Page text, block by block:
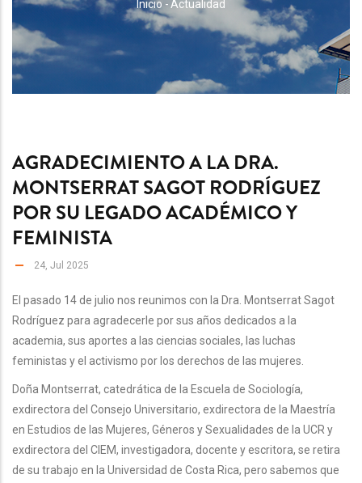
RUTA
DE
NAVEGACIÓN
Inicio -Actualidad
AGRADECIMIENTO A LA DRA.
MONTSERRAT SAGOT RODRÍGUEZ
POR SU LEGADO ACADÉMICO Y
FEMINISTA
24, Jul 2025
El pasado 14 de julio nos reunimos con la Dra. Montserrat Sagot
Rodríguez para agradecerle por sus años dedicados a la
academia, sus aportes a las ciencias sociales, las luchas
feministas y el activismo por los derechos de las mujeres.
Doña Montserrat, catedrática de la Escuela de Sociología,
exdirectora del Consejo Universitario, exdirectora de la Maestría
en Estudios de las Mujeres, Géneros y Sexualidades de la UCR y
exdirectora del CIEM, investigadora, docente y escritora, se retira
de su trabajo en la Universidad de Costa Rica, pero sabemos que